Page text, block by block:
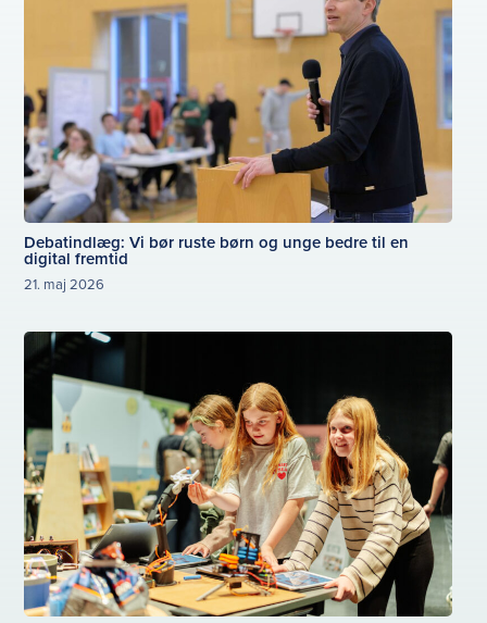
Debatindlæg: Vi bør ruste børn og unge bedre til en
digital fremtid
21. maj 2026